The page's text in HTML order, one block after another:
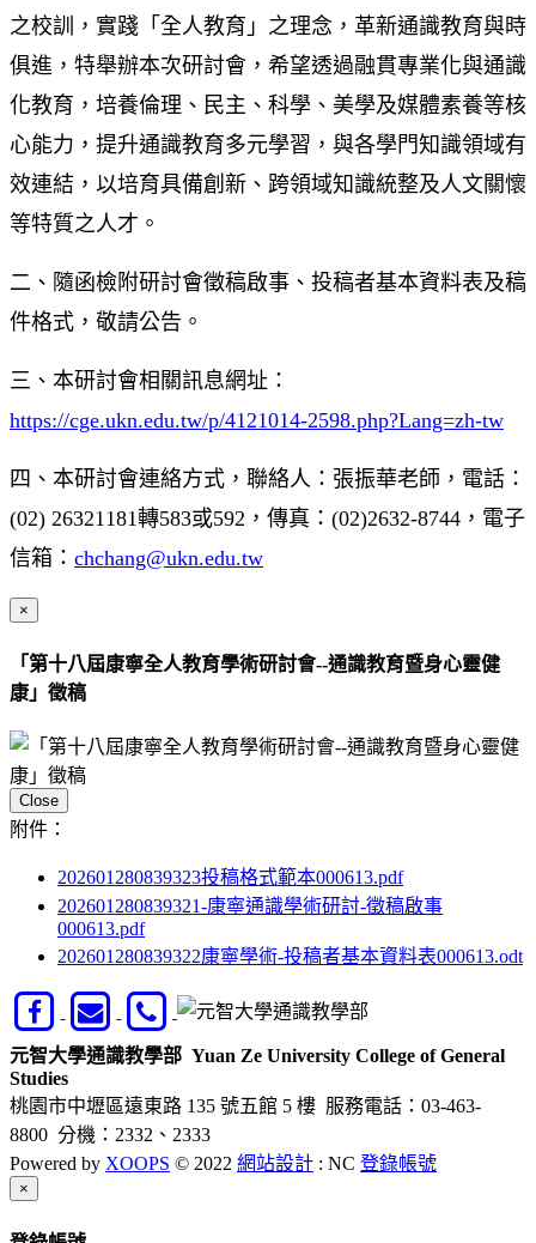
之校訓，實踐「全人教育」之理念，革新通識教育與時
俱進，特舉辦本次研討會，希望透過融貫專業化與通識
化教育，培養倫理、民主、科學、美學及媒體素養等核
心能力，提升通識教育多元學習，與各學門知識領域有
效連結，以培育具備創新、跨領域知識統整及人文關懷
等特質之人才。
二、隨函檢附研討會徵稿啟事、投稿者基本資料表及稿
件格式，敬請公告。
三、本研討會相關訊息網址：
https://cge.ukn.edu.tw/p/4121014-2598.php?Lang=zh-tw
四、本研討會連絡方式，聯絡人：張振華老師，電話：
(02) 26321181轉583或592，傳真：(02)2632-8744，電子
信箱： chchang@ukn.edu.tw
×
「第十八屆康寧全人教育學術研討會--通識教育暨身心靈健
康」徵稿
Close
附件：
202601280839323投稿格式範本000613.pdf
202601280839321-康寧通識學術研討-徵稿啟事
000613.pdf
202601280839322康寧學術-投稿者基本資料表000613.odt
元智大學通識教學部 Yuan Ze University College of General
Studies
桃園市中壢區遠東路 135 號五館 5 樓 服務電話：03-463-
8800 分機：2332、2333
Powered by XOOPS © 2022 網站設計 : NC 登錄帳號
×